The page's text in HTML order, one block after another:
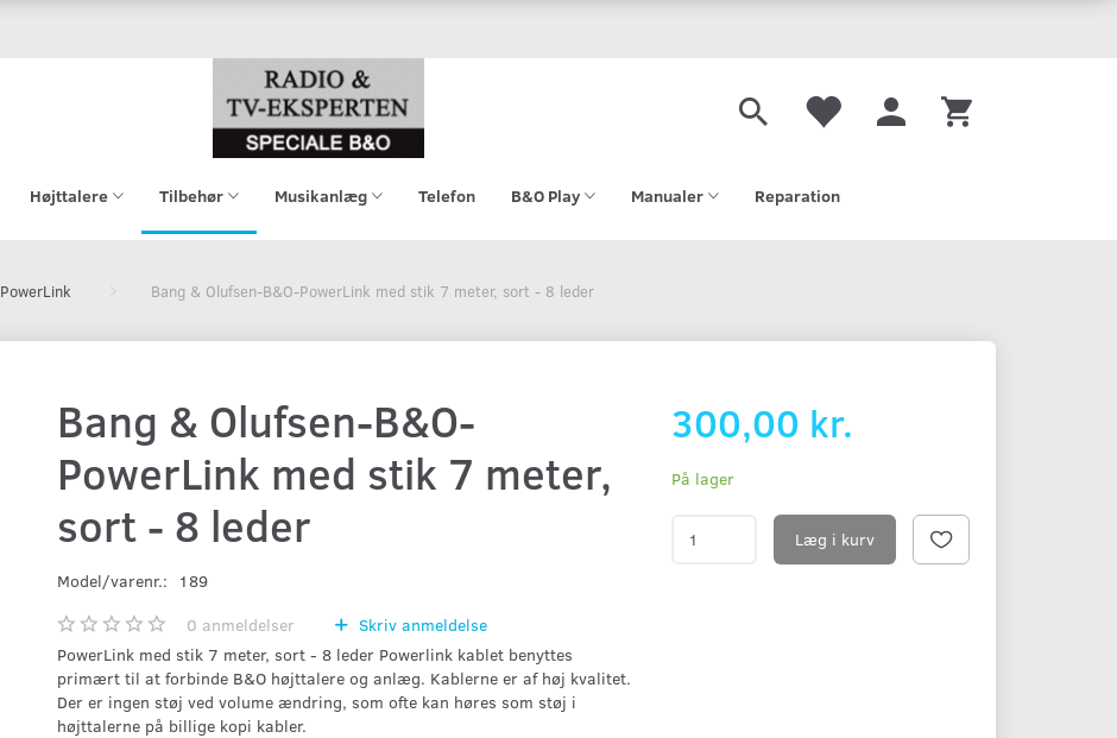
Højttalere Tilbehør Musikanlæg Telefon B&O Play Manualer Reparation
PowerLink Bang & Olufsen-B&O-PowerLink med stik 7 meter, sort - 8 leder
Bang & Olufsen-B&O-
PowerLink med stik 7 meter,
sort - 8 leder
Model/varenr.:
189
0 anmeldelser
Skriv anmeldelse
PowerLink med stik 7 meter, sort - 8 leder Powerlink kablet benyttes
primært til at forbinde B&O højttalere og anlæg. Kablerne er af høj kvalitet.
Der er ingen støj ved volume ændring, som ofte kan høres som støj i
højttalerne på billige kopi kabler.
300,00 kr.
På lager
Læg i kurv